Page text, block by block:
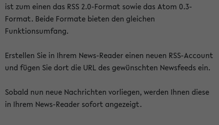
ist zum einen das RSS 2.0-Format sowie das Atom 0.3-
Format. Beide Formate bieten den gleichen
Funktionsumfang.
Erstellen Sie in Ihrem News-Reader einen neuen RSS-Account
und fügen Sie dort die URL des gewünschten Newsfeeds ein.
Sobald nun neue Nachrichten vorliegen, werden Ihnen diese
in Ihrem News-Reader sofort angezeigt.